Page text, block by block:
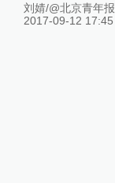
刘婧/@北京青年报
2017-09-12 17:45